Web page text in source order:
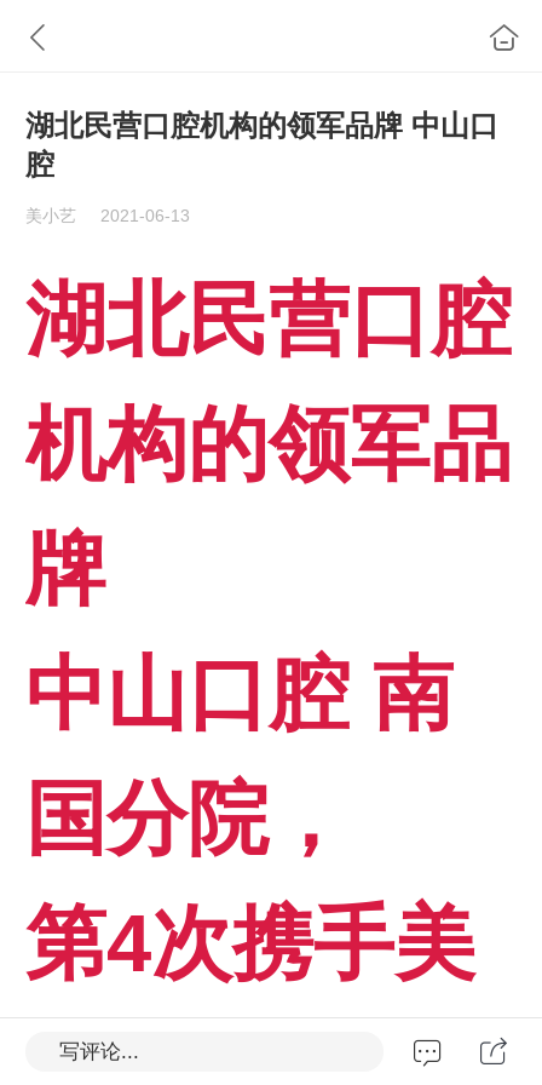
湖北民营口腔机构的领军品牌 中山口
腔
美小艺 2021-06-13
湖北民营口腔
机构的领军品
牌
中山口腔 南
国分院，
第4次携手美
写评论...